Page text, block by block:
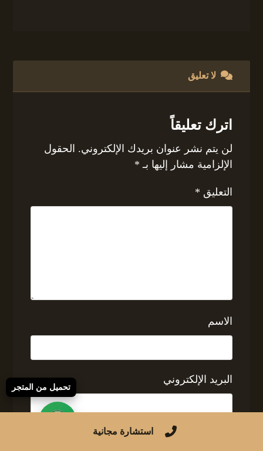
لا تعليق
اترك تعليقاً
لن يتم نشر عنوان بريدك الإلكتروني. الحقول
الإلزامية مشار إليها بـ *
التعليق *
الاسم
البريد الإلكتروني
الموقع الإلكتروني
استشارة مجانية
تحميل من المتجر